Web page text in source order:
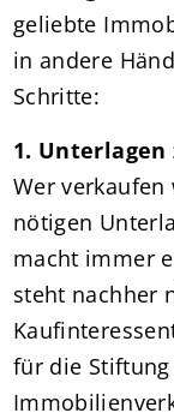
geliebte
in andere
Schritte:
1. Unterlagen
Wer
nötigen
macht immer
steht nachher
für die Stiftung